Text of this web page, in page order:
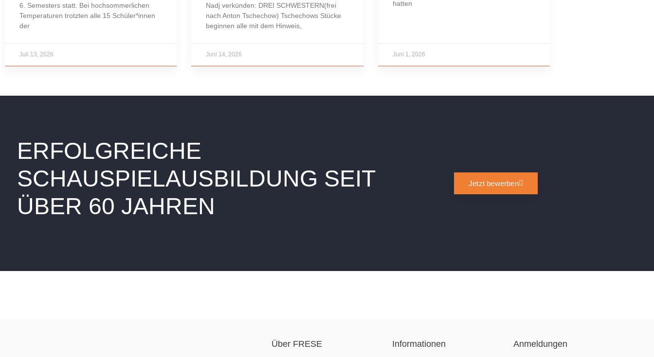
6. Semesters statt. Bei hochsommerlichen
Temperaturen trotzten alle 15 Schüler*innen
der
Juli 13, 2026
Nadj verkünden: DREI SCHWESTERN(frei
nach Anton Tschechow) Tschechows Stücke
beginnen alle mit dem Hinweis,
Juni 14, 2026
hatten
Juni 1, 2026
ERFOLGREICHE
SCHAUSPIELAUSBILDUNG SEIT
ÜBER 60 JAHREN
Jetzt bewerben
Über FRESE Informationen Anmeldungen